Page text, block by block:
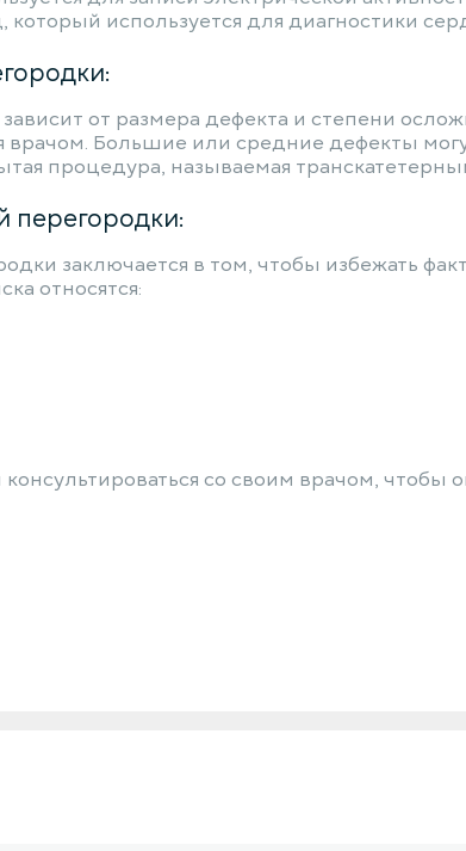
используется для диагностики
от размера дефекта и степени
Большие или средние дефекты
процедура, называемая
перегородки:
заключается в том, чтобы избежать
относятся:
со своим врачом, чтобы